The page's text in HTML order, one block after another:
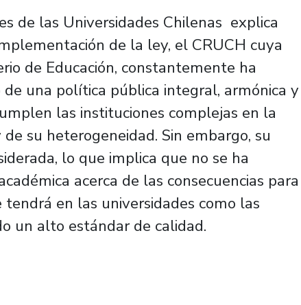
de las Universidades Chilenas explica
de la ley, el CRUCH cuya
de Educación, constantemente ha
una política pública integral, armónica y
las instituciones complejas en la
su heterogeneidad. Sin embargo, su
lo que implica que no se ha
acerca de las consecuencias para
en las universidades como las
un alto estándar de calidad.